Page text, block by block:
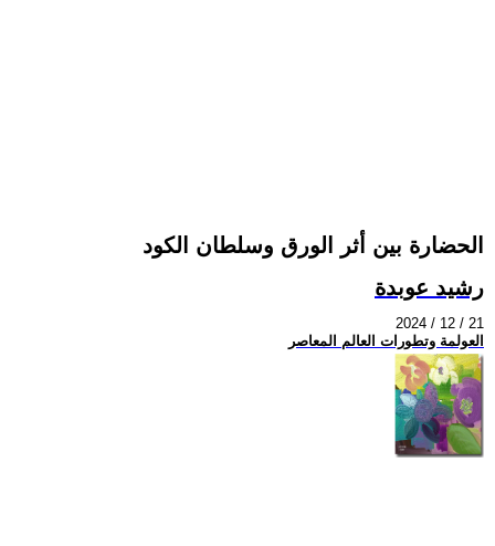
الحضارة بين أثر الورق وسلطان الكود
رشيد عوبدة
2024 / 12 / 21
العولمة وتطورات العالم المعاصر